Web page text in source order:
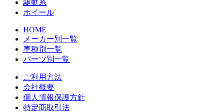
駆動系
ホイール
HOME
メーカー別一覧
車種別一覧
パーツ別一覧
ご利用方法
会社概要
個人情報保護方針
特定商取引法